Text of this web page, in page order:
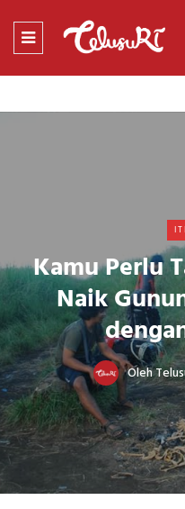
Kamu Perlu
Naik
Oleh